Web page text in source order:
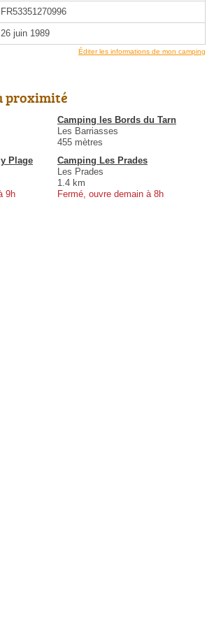
FR53351270996
26 juin 1989
Éditer les informations de mon camping
proximité
Camping les Bords du Tarn
Les Barriasses
455 mètres
Plage
9h
Camping Les Prades
Les Prades
1.4 km
Fermé, ouvre demain à 8h